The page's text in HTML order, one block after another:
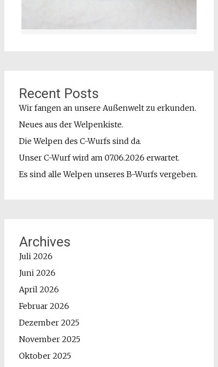
Recent Posts
Wir fangen an unsere Außenwelt zu erkunden.
Neues aus der Welpenkiste.
Die Welpen des C-Wurfs sind da.
Unser C-Wurf wird am 07.06.2026 erwartet.
Es sind alle Welpen unseres B-Wurfs vergeben.
Archives
Juli 2026
Juni 2026
April 2026
Februar 2026
Dezember 2025
November 2025
Oktober 2025